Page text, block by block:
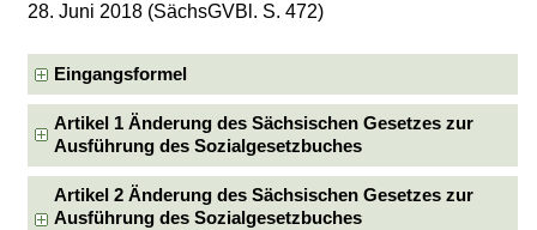
28. Juni 2018 (SächsGVBl. S. 472)
Eingangsformel
Artikel 1 Änderung des Sächsischen Gesetzes zur
Ausführung des Sozialgesetzbuches
Artikel 2 Änderung des Sächsischen Gesetzes zur
Ausführung des Sozialgesetzbuches